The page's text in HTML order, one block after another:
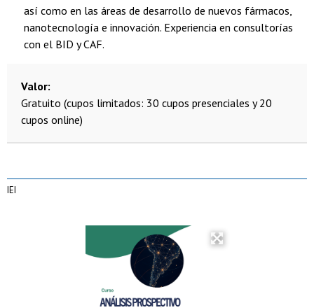
así como en las áreas de desarrollo de nuevos fármacos,
nanotecnología e innovación. Experiencia en consultorías
con el BID y CAF.
Valor
Gratuito (cupos limitados: 30 cupos presenciales y 20
cupos online)
IEI